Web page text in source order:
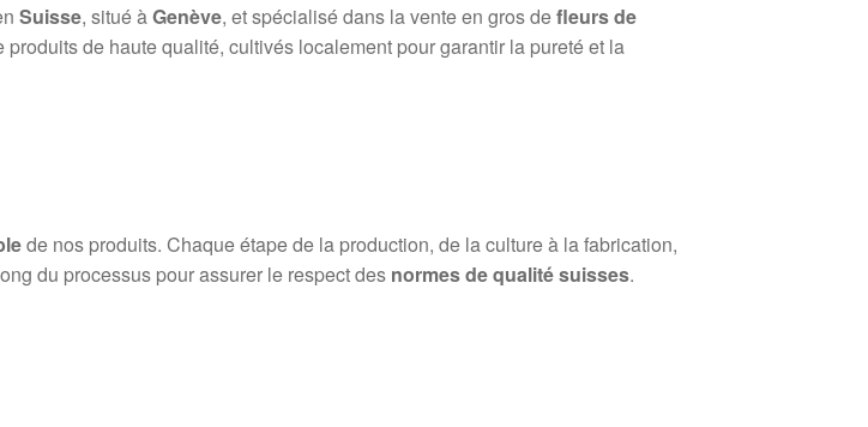
Suisse, situé àGenève, et spécialisé dans la vente en gros defleurs de
produits de haute qualité, cultivés localement pour garantir la pureté et la
de nos produits. Chaque étape de la production, de la culture à la fabrication,
du processus pour assurer le respect des normes de qualité suisses.